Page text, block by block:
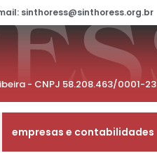
sinthoress@sinthoress.org.br
- CNPJ 58.208.463/0001-23
empresas e contabilidades